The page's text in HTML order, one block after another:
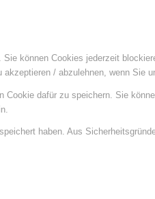
können Cookies jederzeit
/ abzulehnen, wenn Sie
dafür zu speichern. Sie
haben. Aus